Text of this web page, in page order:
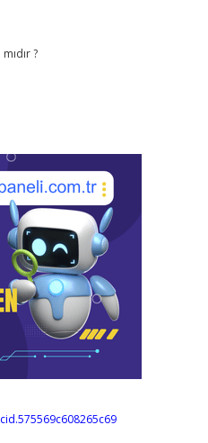
?